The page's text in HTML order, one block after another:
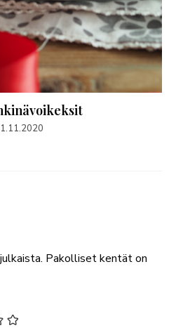
Pakolliset kentät on